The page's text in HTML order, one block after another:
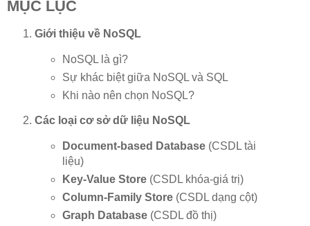
MỤC LỤC
Giới thiệu về NoSQL
NoSQL là gì?
Sự khác biệt giữa NoSQL và SQL
Khi nào nên chọn NoSQL?
Các loại cơ sở dữ liệu NoSQL
Document-based Database(CSDL tài
liệu)
Key-Value Store(CSDL khóa-giá trị)
Column-Family Store(CSDL dạng cột)
Graph Database(CSDL đồ thị)